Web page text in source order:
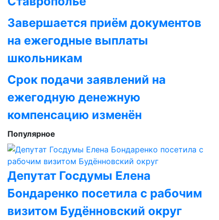
Завершается приём документов
на ежегодные выплаты
школьникам
Срок подачи заявлений на
ежегодную денежную
компенсацию изменён
Популярное
Депутат Госдумы Елена
Бондаренко посетила с рабочим
визитом Будённовский округ